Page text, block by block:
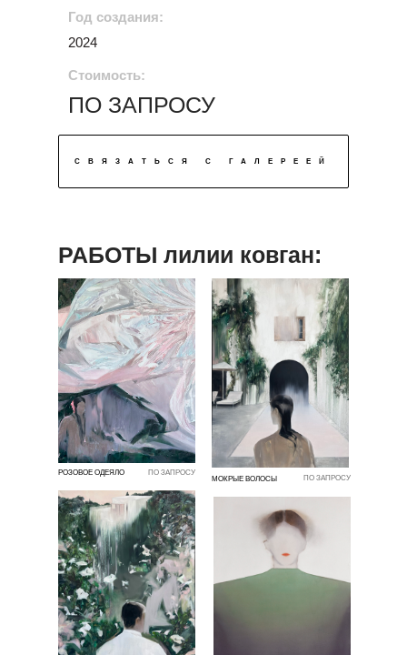
СВЯЗАТЬСЯ С ГАЛЕРЕЕЙ
ПО ЗАПРОСУ
Стоимость:
Год создания:
2024
РАБОТЫ лилии ковган:
ПО ЗАПРОСУ
МОКРЫЕ ВОЛОСЫ
РОЗОВОЕ ОДЕЯЛО ПО ЗАПРОСУ